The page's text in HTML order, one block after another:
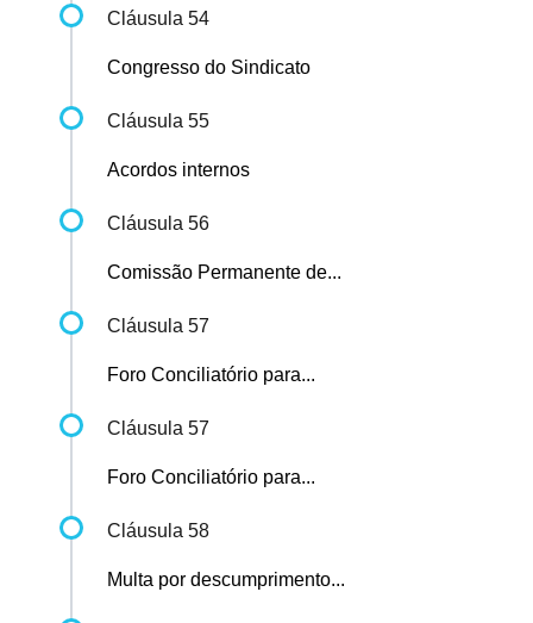
Cláusula 54
Congresso do Sindicato
Cláusula 55
Acordos internos
Cláusula 56
Comissão Permanente de...
Cláusula 57
Foro Conciliatório para...
Cláusula 57
Foro Conciliatório para...
Cláusula 58
Multa por descumprimento...